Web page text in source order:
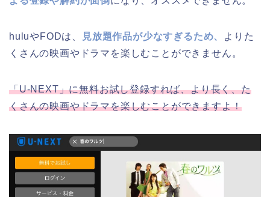
huluやFODは、 見放題作品が少なすぎるため、
よりた
くさんの映画やドラマを楽しむことができません。
「U-NEXT」に無料お試し登録すれば、より長く、た
くさんの映画やドラマを楽しむことができますよ！